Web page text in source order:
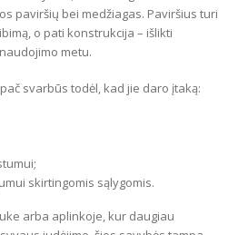
paviršių bei medžiagas. Paviršius turi
o pati konstrukcija – išlikti
metu.
svarbūs todėl, kad jie daro įtaką:
skirtingomis sąlygomis.
arba aplinkoje, kur daugiau